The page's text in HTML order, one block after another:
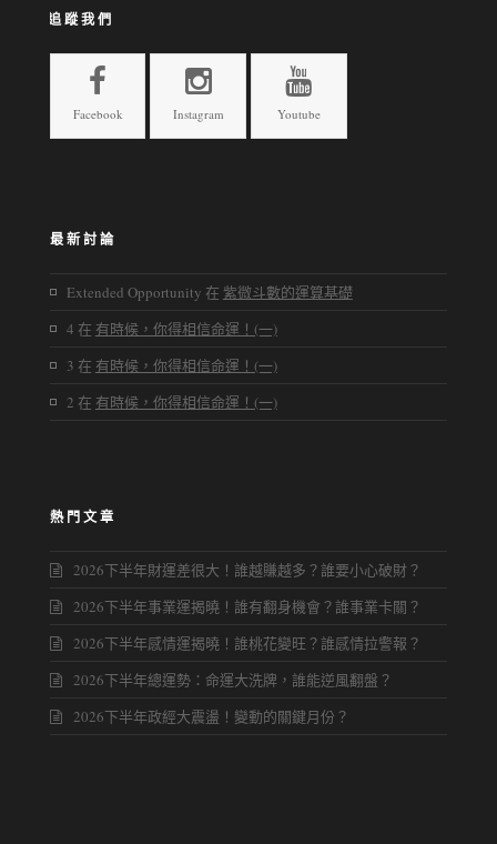
追蹤我們
Facebook Instagram Youtube
最新討論
Extended Opportunity 在 紫微斗數的運算基礎
4 在 有時候，你得相信命運！(一)
3 在 有時候，你得相信命運！(一)
2 在 有時候，你得相信命運！(一)
熱門文章
2026下半年財運差很大！誰越賺越多？誰要小心破財？
2026下半年事業運揭曉！誰有翻身機會？誰事業卡關？
2026下半年感情運揭曉！誰桃花變旺？誰感情拉警報？
2026下半年總運勢：命運大洗牌，誰能逆風翻盤？
2026下半年政經大震盪！變動的關鍵月份？